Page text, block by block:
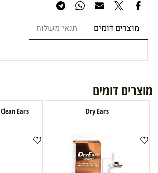
מוצרים דומים תנאי משלוח
מוצרים דומים
Dry Ears Clean Ears לסילוק שעוות האוזן